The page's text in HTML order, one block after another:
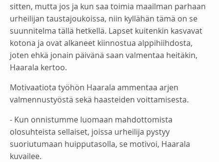
sitten, mutta jos ja kun saa toimia maailman parhaan
urheilijan taustajoukoissa, niin kyllähän tämä on se
suunnitelma tällä hetkellä. Lapset kuitenkin kasvavat
kotona ja ovat alkaneet kiinnostua alppihiihdosta,
joten ehkä jonain päivänä saan valmentaa heitäkin,
Haarala kertoo.
Motivaatiota työhön Haarala ammentaa arjen
valmennustyöstä sekä haasteiden voittamisesta.
- Kun onnistumme luomaan mahdottomista
olosuhteista sellaiset, joissa urheilija pystyy
suoriutumaan huipputasolla, se motivoi, Haarala
kuvailee.